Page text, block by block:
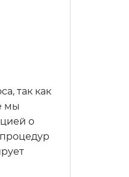
так как
мы
о